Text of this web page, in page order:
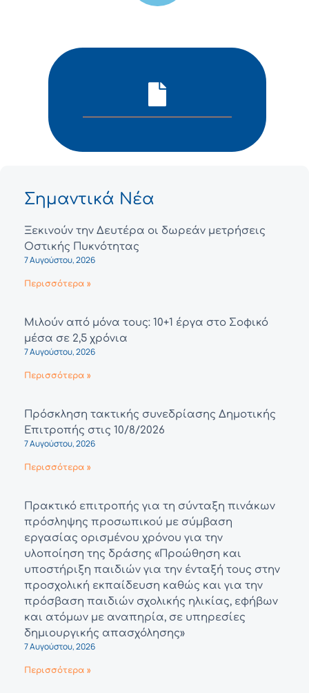
Σημαντικά Νέα
Ξεκινούν την Δευτέρα οι δωρεάν μετρήσεις
Οστικής Πυκνότητας
7 Αυγούστου, 2026
Περισσότερα »
Μιλούν από μόνα τους: 10+1 έργα στο Σοφικό
μέσα σε 2,5 χρόνια
7 Αυγούστου, 2026
Περισσότερα »
Πρόσκληση τακτικής συνεδρίασης Δημοτικής
Επιτροπής στις 10/8/2026
7 Αυγούστου, 2026
Περισσότερα »
Πρακτικό επιτροπής για τη σύνταξη πινάκων
πρόσληψης προσωπικού με σύμβαση
εργασίας ορισμένου χρόνου για την
υλοποίηση της δράσης «Προώθηση και
υποστήριξη παιδιών για την ένταξή τους στην
προσχολική εκπαίδευση καθώς και για την
πρόσβαση παιδιών σχολικής ηλικίας, εφήβων
και ατόμων με αναπηρία, σε υπηρεσίες
δημιουργικής απασχόλησης»
7 Αυγούστου, 2026
Περισσότερα »